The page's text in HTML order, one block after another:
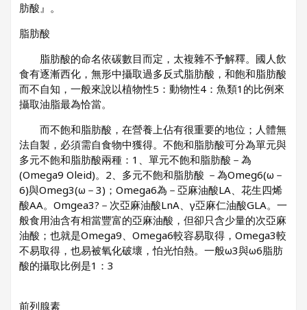
肪酸』。
脂肪酸
脂肪酸的命名依碳數目而定，太複雜不予解釋。國人飲
食有逐漸西化，無形中攝取過多反式脂肪酸，和飽和脂肪酸
而不自知，一般來說以植物性5：動物性4：魚類1的比例來
攝取油脂最為恰當。
而不飽和脂肪酸，在營養上佔有很重要的地位；人體無
法自製，必須需自食物中獲得。不飽和脂肪酸可分為單元與
多元不飽和脂肪酸兩種：1、單元不飽和脂肪酸－為
(Omega9 Oleid)。2、多元不飽和脂肪酸 －為Omeg6(ω－
6)與Omeg3(ω－3)；Omega6為－亞麻油酸LA、花生四烯
酸AA。Omgea3?－次亞麻油酸LnA、γ亞麻仁油酸GLA。一
般食用油含有相當豐富的亞麻油酸，但卻只含少量的次亞麻
油酸；也就是Omega9、Omega6較容易取得，Omega3較
不易取得，也易被氧化破壞，怕光怕熱。一般ω3與ω6脂肪
酸的攝取比例是1：3
前列腺素